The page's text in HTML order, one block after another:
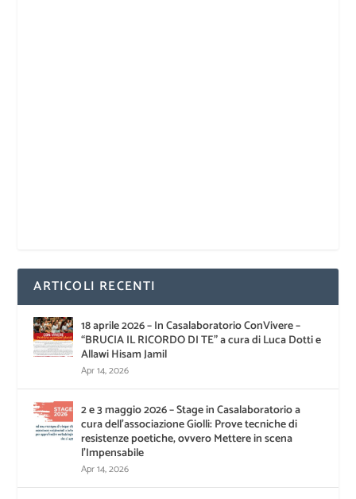
ARTICOLI RECENTI
18 aprile 2026 – In Casalaboratorio ConVivere –
“BRUCIA IL RICORDO DI TE” a cura di Luca Dotti e
Allawi Hisam Jamil
Apr 14, 2026
2 e 3 maggio 2026 – Stage in Casalaboratorio a
cura dell’associazione Giolli: Prove tecniche di
resistenze poetiche, ovvero Mettere in scena
l’Impensabile
Apr 14, 2026